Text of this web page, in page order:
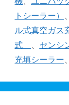
ー
トシーラー） 、
ル式真空ガス
式」 、 センシ
充填シーラー、